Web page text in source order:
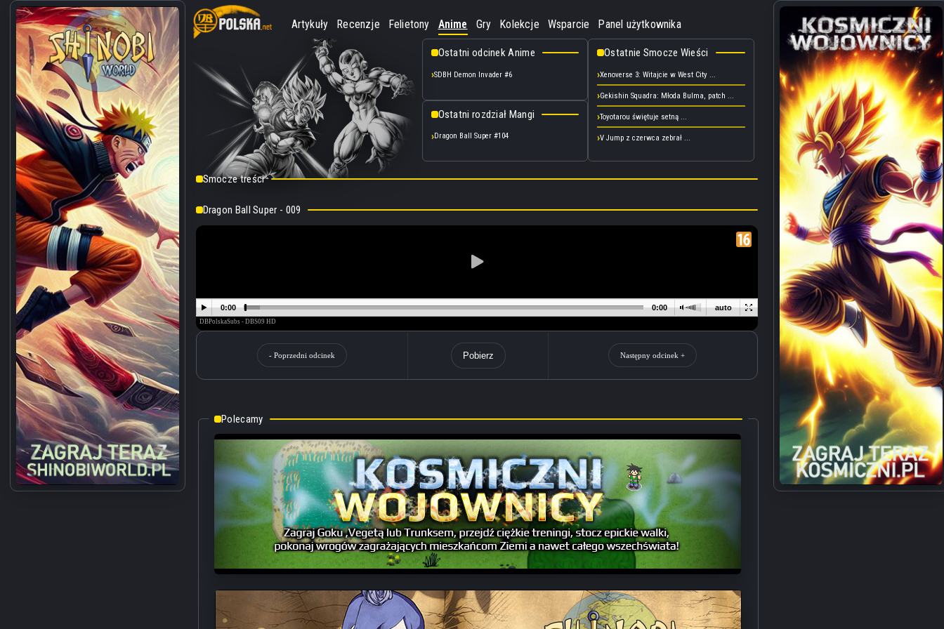
Artykuły Recenzje Felietony Anime Gry Kolekcje Wsparcie Panel użytkownika
Ostatni odcinek Anime
SDBH Demon Invader #6
Ostatni rozdział Mangi
Dragon Ball Super #104
Ostatnie Smocze Wieści
Xenoverse 3: Witajcie w West City ...
Gekishin Squadra: Młoda Bulma, patch ...
Toyotarou świętuje setną ...
V Jump z czerwca zebrał ...
Smocze treści
Dragon Ball Super - 009
- Poprzedni odcinek Pobierz Następny odcinek +
Polecamy